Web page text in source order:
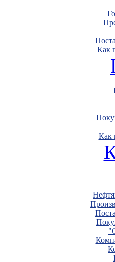
Как
Как